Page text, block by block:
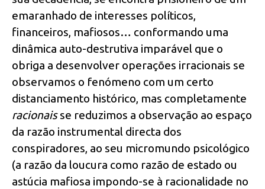
emaranhado de interesses políticos,
financeiros, mafiosos… conformando uma
dinâmica auto-destrutiva imparável que o
obriga a desenvolver operações irracionais se
observamos o fenómeno com um certo
distanciamento histórico, mas completamente
racionaisse reduzimos a observação ao espaço
da razão instrumental directa dos
conspiradores, ao seu micromundo psicológico
(a razão da loucura como razão de estado ou
astúcia mafiosa impondo-se à racionalidade no